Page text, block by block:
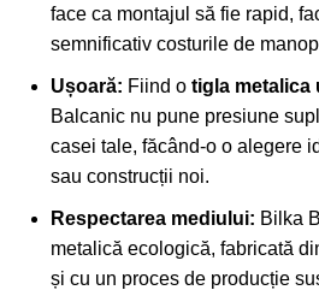
face ca montajul să fie rapid,
semnificativ costurile de
Ușoară: Fiind o tigla metalica
Balcanic nu pune presiune
casei tale, făcând-o o alegere
sau construcții noi.
Respectarea mediului: Bilka
metalică ecologică, fabricată
și cu un proces de producție